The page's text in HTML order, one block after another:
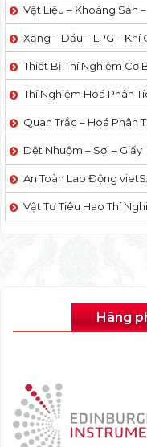
Vật Liệu – Khoáng Sản
Xăng – Dầu – LPG –
Thiết Bị Thí Nghiệm Cơ
Thí Nghiệm Hoá Phân
Quan Trắc – Hoá Phân
Dệt Nhuộm – Sợi – Giấy
An Toàn Lao Động
Vật Tư Tiêu Hao Thí
Hãng